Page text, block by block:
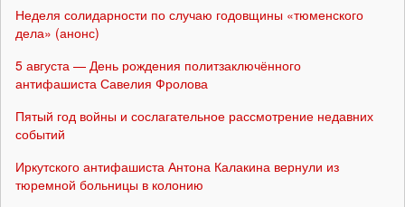
Неделя солидарности по случаю годовщины «тюменского
дела» (анонс)
5 августа — День рождения политзаключённого
антифашиста Савелия Фролова
Пятый год войны и сослагательное рассмотрение недавних
событий
Иркутского антифашиста Антона Калакина вернули из
тюремной больницы в колонию